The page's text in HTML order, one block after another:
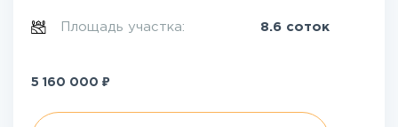
Площадь участка: 8.6 соток
5 160 000 ₽